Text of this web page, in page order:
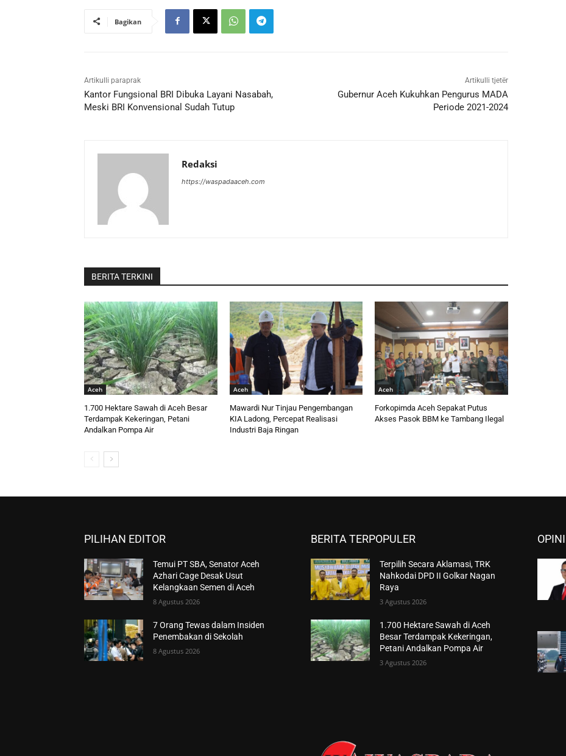
Bagikan
Artikulli paraprak
Kantor Fungsional BRI Dibuka Layani Nasabah,
Meski BRI Konvensional Sudah Tutup
Artikulli tjetër
Gubernur Aceh Kukuhkan Pengurus MADA
Periode 2021-2024
Redaksi
https://waspadaaceh.com
BERITA TERKINI
Aceh
1.700 Hektare Sawah di Aceh Besar
Terdampak Kekeringan, Petani
Andalkan Pompa Air
Aceh
Mawardi Nur Tinjau Pengembangan
KIA Ladong, Percepat Realisasi
Industri Baja Ringan
Aceh
Forkopimda Aceh Sepakat Putus
Akses Pasok BBM ke Tambang Ilegal
PILIHAN EDITOR
Temui PT SBA, Senator Aceh
Azhari Cage Desak Usut
Kelangkaan Semen di Aceh
8 Agustus 2026
7 Orang Tewas dalam Insiden
Penembakan di Sekolah
8 Agustus 2026
BERITA TERPOPULER
Terpilih Secara Aklamasi, TRK
Nahkodai DPD II Golkar Nagan
Raya
3 Agustus 2026
1.700 Hektare Sawah di Aceh
Besar Terdampak Kekeringan,
Petani Andalkan Pompa Air
3 Agustus 2026
OPINI